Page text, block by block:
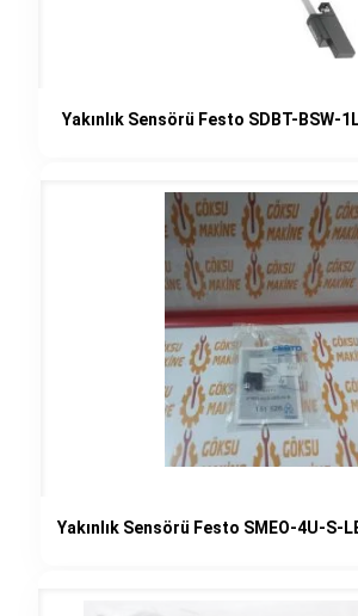
Yakınlık Sensörü Festo SDBT-BSW-
Yakınlık Sensörü Festo SMEO-4U-S-